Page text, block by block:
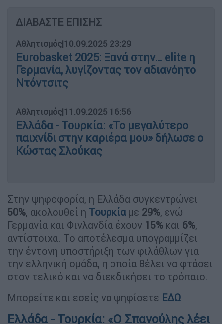
ΔΙΑΒΑΣΤΕ ΕΠΙΣΗΣ
Αθλητισμός|10.09.2025 23:29
Eurobasket 2025: Ξανά στην… elite η
Γερμανία, λυγίζοντας τον αδιανόητο
Ντόντσιτς
Αθλητισμός|11.09.2025 16:56
Ελλάδα - Τουρκία: «Το μεγαλύτερο
παιχνίδι στην καριέρα μου» δήλωσε ο
Κώστας Σλούκας
Στην ψηφοφορία, η Ελλάδα συγκεντρώνει
50%, ακολουθεί η Τουρκία με 29%, ενώ
Γερμανία και Φινλανδία έχουν 15% και 6%,
αντίστοιχα. Το αποτέλεσμα υπογραμμίζει
την έντονη υποστήριξη των φιλάθλων για
την ελληνική ομάδα, η οποία θέλει να φτάσει
στον τελικό και να διεκδικήσει το τρόπαιο.
Μπορείτε και εσείς να ψηφίσετε ΕΔΩ
Ελλάδα - Τουρκία: «Ο Σπανούλης λέει